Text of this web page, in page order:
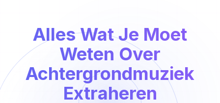
Alles Wat Je Moet
Weten Over
Achtergrondmuziek
Extraheren